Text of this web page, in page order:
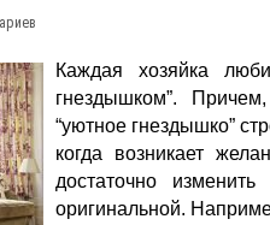
Каждая хозяйка
гнездышком”.
“уютное гнездышко”
когда возникает
достаточно
оригинальной.